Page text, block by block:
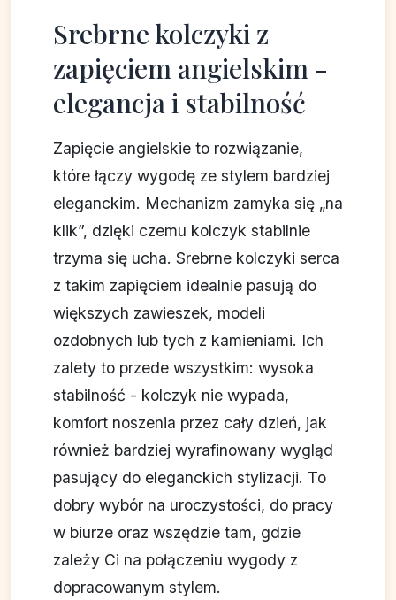
Srebrne kolczyki z
zapięciem angielskim -
elegancja i stabilność
Zapięcie angielskie to rozwiązanie,
które łączy wygodę ze stylem bardziej
eleganckim. Mechanizm zamyka się „na
klik”, dzięki czemu kolczyk stabilnie
trzyma się ucha. Srebrne kolczyki serca
z takim zapięciem idealnie pasują do
większych zawieszek, modeli
ozdobnych lub tych z kamieniami. Ich
zalety to przede wszystkim: wysoka
stabilność - kolczyk nie wypada,
komfort noszenia przez cały dzień, jak
również bardziej wyrafinowany wygląd
pasujący do eleganckich stylizacji. To
dobry wybór na uroczystości, do pracy
w biurze oraz wszędzie tam, gdzie
zależy Ci na połączeniu wygody z
dopracowanym stylem.